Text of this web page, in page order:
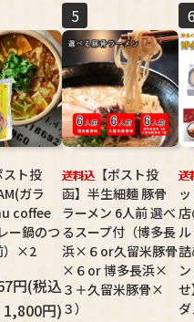
スト投
ガラ
coffee
ー鍋のつ
）×2
円(税込
1,800円)
5
【ポスト投
函】半生細麺 豚骨
ラーメン 6人前 選べ
るスープ付（博多長
浜×６or久留米豚骨
×６or 博多長浜×
３＋久留米豚骨×
３）
6